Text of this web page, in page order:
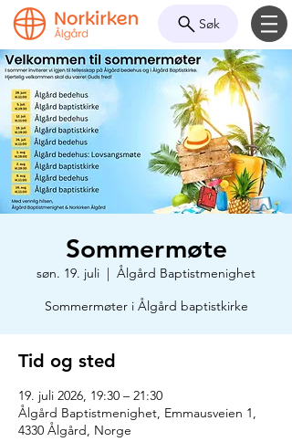
Søk
Sommermøte
søn. 19. juli
  |
Ålgård Baptistmenighet
Sommermøter i Ålgård baptistkirke
Tid og sted
19. juli 2026, 19:30 – 21:30
Ålgård Baptistmenighet, Emmausveien 1,
4330 Ålgård, Norge